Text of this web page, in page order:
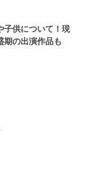
子供について！現
期の出演作品も